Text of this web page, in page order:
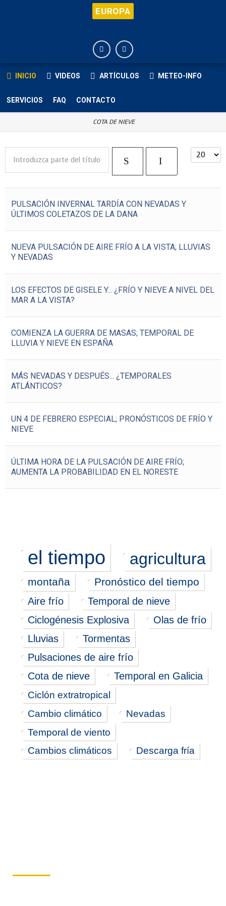
EUROPA
INICIO VIDEOS ARTÍCULOS METEO-INFO
SERVICIOS FAQ CONTACTO
COTA DE NIEVE
Introduzca parte del título
PULSACIÓN INVERNAL TARDÍA CON NEVADAS Y
ÚLTIMOS COLETAZOS DE LA DANA
NUEVA PULSACIÓN DE AIRE FRÍO A LA VISTA; LLUVIAS
Y NEVADAS
LOS EFECTOS DE GISELE Y... ¿FRÍO Y NIEVE A NIVEL DEL
MAR A LA VISTA?
COMIENZA LA GUERRA DE MASAS; TEMPORAL DE
LLUVIA Y NIEVE EN ESPAÑA
MÁS NEVADAS Y DESPUÉS... ¿TEMPORALES
ATLÁNTICOS?
UN 4 DE FEBRERO ESPECIAL; PRONÓSTICOS DE FRÍO Y
NIEVE
ÚLTIMA HORA DE LA PULSACIÓN DE AIRE FRÍO;
AUMENTA LA PROBABILIDAD EN EL NORESTE
el tiempo agricultura
montaña Pronóstico del tiempo
Aire frío
Temporal de nieve
Ciclogénesis Explosiva
Olas de frío
Lluvias
Tormentas
Pulsaciones de aire frío
Cota de nieve
Temporal en Galicia
Ciclón extratropical
Cambio climático
Nevadas
Temporal de viento
Cambios climáticos Descarga fría